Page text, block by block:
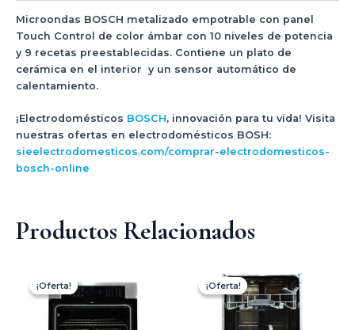
Microondas BOSCH metalizado empotrable con panel
Touch Control de color ámbar con 10 niveles de potencia
y 9 recetas preestablecidas. Contiene un plato de
cerámica en el interior y un sensor automático de
calentamiento.
¡Electrodomésticos BOSCH, innovación para tu vida! Visita
nuestras ofertas en electrodomésticos BOSH:
sieelectrodomesticos.com/comprar-electrodomesticos-
bosch-online
Productos Relacionados
¡Oferta!
¡Oferta!
precio
original
era:
$18,600.00.
¡Oferta!
¡Oferta!
precio
original
era:
$9,500.00.